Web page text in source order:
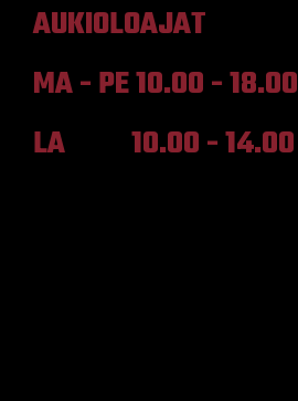
AUKIOLOAJAT
MA - PE 10.00 - 18.00
LA 10.00 - 14.00